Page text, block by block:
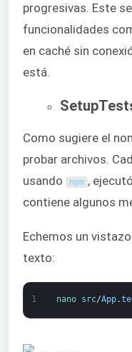
progresivas. Este
funcionalidades
en caché sin
está.
Como sugiere el
probar archivos.
usando npm ,
contiene algunos
Echemos un
texto:
1 nano src/App.